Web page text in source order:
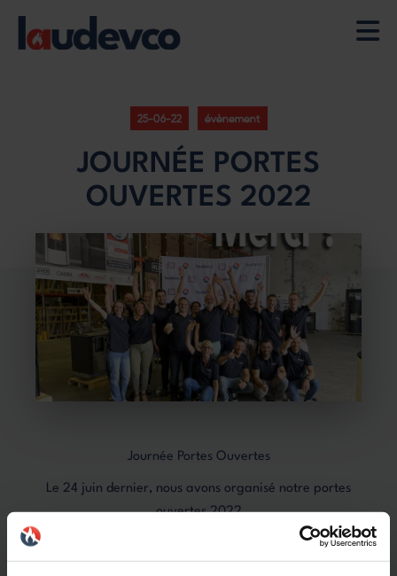
25-06-22 évènement
JOURNÉE PORTES
OUVERTES 2022
Journée Portes Ouvertes
Le 24 juin dernier, nous avons organisé notre portes
ouvertes 2022
Merci à tous nos clients, nos partenaires et nos
fournisseurs d'avoir participé à notre événement.